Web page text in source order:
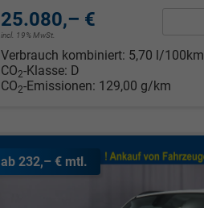
25.080,– €
incl. 19% MwSt.
Verbrauch kombiniert: 5,70 l/100km
CO2-Klasse: D
CO2-Emissionen: 129,00 g/km
ab 232,– € mtl.